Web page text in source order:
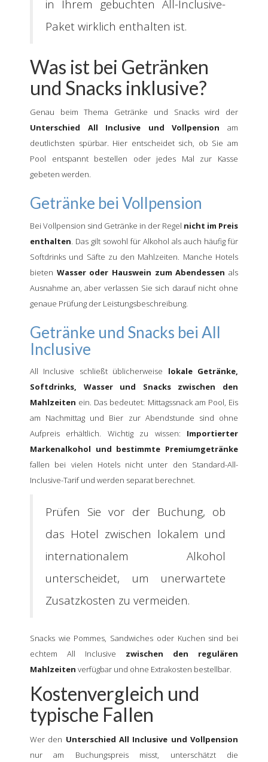
in Ihrem gebuchten All-Inclusive-
Paket wirklich enthalten ist.
Was ist bei Getränken
und Snacks inklusive?
Genau beim Thema Getränke und Snacks wird der
Unterschied All Inclusive und Vollpension am
deutlichsten spürbar. Hier entscheidet sich, ob Sie am
Pool entspannt bestellen oder jedes Mal zur Kasse
gebeten werden.
Getränke bei Vollpension
Bei Vollpension sind Getränke in der Regel nicht im Preis
enthalten. Das gilt sowohl für Alkohol als auch häufig für
Softdrinks und Säfte zu den Mahlzeiten. Manche Hotels
bieten Wasser oder Hauswein zum Abendessen als
Ausnahme an, aber verlassen Sie sich darauf nicht ohne
genaue Prüfung der Leistungsbeschreibung.
Getränke und Snacks bei All
Inclusive
All Inclusive schließt üblicherweise lokale Getränke,
Softdrinks, Wasser und Snacks zwischen den
Mahlzeiten ein. Das bedeutet: Mittagssnack am Pool, Eis
am Nachmittag und Bier zur Abendstunde sind ohne
Aufpreis erhältlich. Wichtig zu wissen: Importierter
Markenalkohol und bestimmte Premiumgetränke
fallen bei vielen Hotels nicht unter den Standard-All-
Inclusive-Tarif und werden separat berechnet.
Prüfen Sie vor der Buchung, ob
das Hotel zwischen lokalem und
internationalem Alkohol
unterscheidet, um unerwartete
Zusatzkosten zu vermeiden.
Snacks wie Pommes, Sandwiches oder Kuchen sind bei
echtem All Inclusive zwischen den regulären
Mahlzeiten verfügbar und ohne Extrakosten bestellbar.
Kostenvergleich und
typische Fallen
Wer den Unterschied All Inclusive und Vollpension
nur am Buchungspreis misst, unterschätzt die